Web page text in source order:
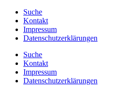
Suche
Kontakt
Impressum
Datenschutzerklärungen
Suche
Kontakt
Impressum
Datenschutzerklärungen